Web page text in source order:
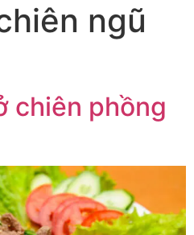
ngũ
chiên phồng